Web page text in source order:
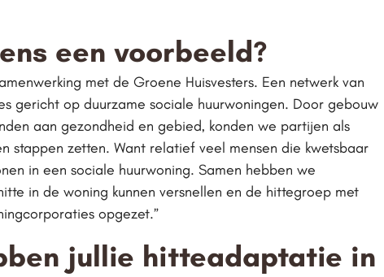
een voorbeeld?
met de Groene Huisvesters. Een netwerk van
gericht op duurzame sociale huurwoningen. Door gebouw
aan gezondheid en gebied, konden we partijen als
stappen zetten. Want relatief veel mensen die kwetsbaar
in een sociale huurwoning. Samen hebben we
in de woning kunnen versnellen en de hittegroep met
opgezet.”
jullie hitteadaptatie in